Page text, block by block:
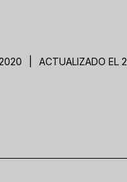
ACTUALIZADO EL